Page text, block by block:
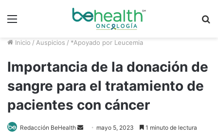
Menú
Inicio / Auspicios / *Apoyado por Leucemia
Importancia de la donación de
sangre para el tratamiento de
pacientes con cáncer
Redacción BeHealth
Send mayo 5, 2023 1 minuto de lectura